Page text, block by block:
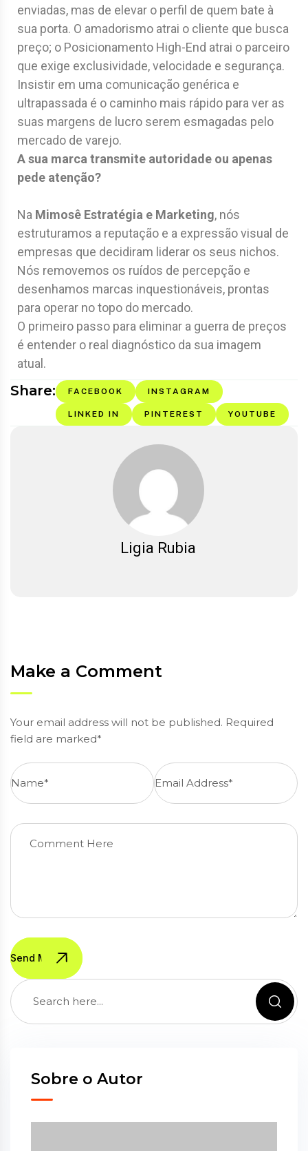
enviadas, mas de elevar o perfil de quem bate à
sua porta. O amadorismo atrai o cliente que busca
preço; o Posicionamento High-End atrai o parceiro
que exige exclusividade, velocidade e segurança.
Insistir em uma comunicação genérica e
ultrapassada é o caminho mais rápido para ver as
suas margens de lucro serem esmagadas pelo
mercado de varejo.
A sua marca transmite autoridade ou apenas
pede atenção?
Na Mimosê Estratégia e Marketing, nós
estruturamos a reputação e a expressão visual de
empresas que decidiram liderar os seus nichos.
Nós removemos os ruídos de percepção e
desenhamos marcas inquestionáveis, prontas
para operar no topo do mercado.
O primeiro passo para eliminar a guerra de preços
é entender o real diagnóstico da sua imagem
atual.
Share: FACEBOOK INSTAGRAM
LINKED IN PINTEREST YOUTUBE
Ligia Rubia
Make a Comment
Your email address will not be published. Required
field are marked*
Send Message
Sobre o Autor